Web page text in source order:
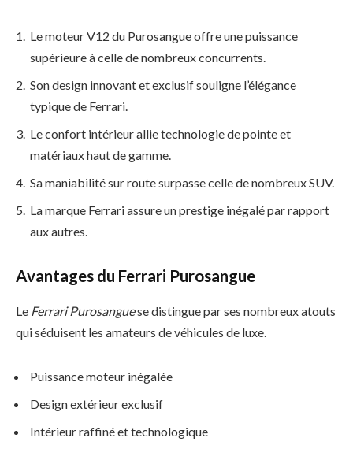
Le moteur V12 du Purosangue offre une puissance
supérieure à celle de nombreux concurrents.
Son design innovant et exclusif souligne l’élégance
typique de Ferrari.
Le confort intérieur allie technologie de pointe et
matériaux haut de gamme.
Sa maniabilité sur route surpasse celle de nombreux SUV.
La marque Ferrari assure un prestige inégalé par rapport
aux autres.
Avantages du Ferrari Purosangue
Le Ferrari Purosanguese distingue par ses nombreux atouts
qui séduisent les amateurs de véhicules de luxe.
Puissance moteur inégalée
Design extérieur exclusif
Intérieur raffiné et technologique